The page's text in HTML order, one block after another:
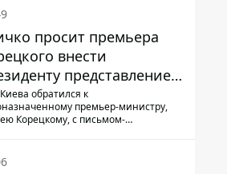
просит премьера
внести
представление
властелина
Бахматова
обратился к
премьер-министру,
Корецкому, с письмом-